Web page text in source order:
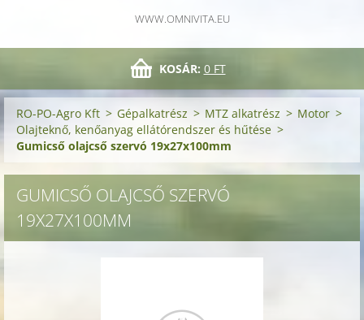
WWW.OMNIVITA.EU
KOSÁR: 0 FT
RO-PO-Agro Kft > Gépalkatrész > MTZ alkatrész > Motor >
Olajteknő, kenőanyag ellátórendszer és hűtése >
Gumicső olajcső szervó 19x27x100mm
GUMICSŐ OLAJCSŐ SZERVÓ
19X27X100MM